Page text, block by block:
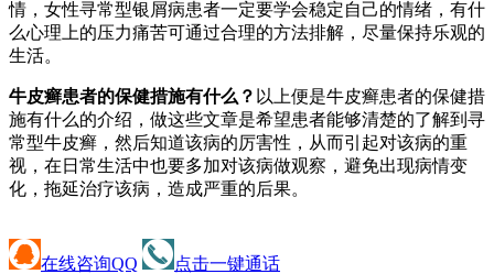
情，女性寻常型银屑病患者一定要学会稳定自己的情绪，有什
么心理上的压力痛苦可通过合理的方法排解，尽量保持乐观的
生活。
牛皮癣患者的保健措施有什么？ 以上便是牛皮癣患者的保健措
施有什么的介绍，做这些文章是希望患者能够清楚的了解到寻
常型牛皮癣，然后知道该病的厉害性，从而引起对该病的重
视，在日常生活中也要多加对该病做观察，避免出现病情变
化，拖延治疗该病，造成严重的后果。
在线咨询QQ 点击一键通话